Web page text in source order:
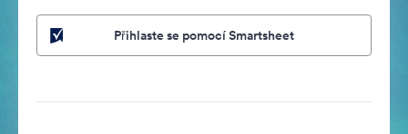
Přihlaste se pomocí Smartsheet